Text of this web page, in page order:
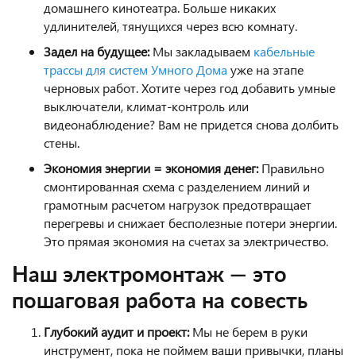
домашнего кинотеатра. Больше никаких
удлинителей, тянущихся через всю комнату.
Задел на будущее:Мы закладываем кабельные
трассы для систем Умного Дома уже на этапе
черновых работ. Хотите через год добавить умные
выключатели, климат-контроль или
видеонаблюдение? Вам не придется снова долбить
стены.
Экономия энергии = экономия денег:Правильно
смонтированная схема с разделением линий и
грамотным расчетом нагрузок предотвращает
перегревы и снижает бесполезные потери энергии.
Это прямая экономия на счетах за электричество.
Наш электромонтаж — это
пошаговая работа на совесть
Глубокий аудит и проект:Мы не берем в руки
инструмент, пока не поймем ваши привычки, планы